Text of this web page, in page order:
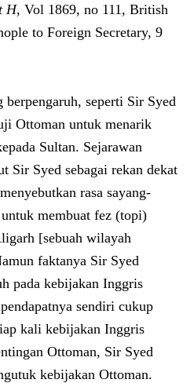
H, Vol 1869, no 111, British
to Foreign Secretary, 9
seperti Sir Syed
Ottoman untuk menarik
Sultan. Sejarawan
Sir Syed sebagai rekan dekat
rasa sayang-
membuat fez (topi)
[sebuah wilayah
faktanya Sir Syed
pada kebijakan Inggris
sendiri cukup
kali kebijakan Inggris
Ottoman, Sir Syed
kebijakan Ottoman.